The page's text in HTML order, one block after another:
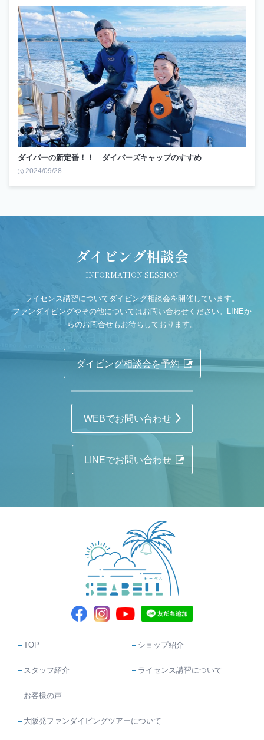
ダイバーの新定番！！ ダイバーズキャップのすすめ
2024/09/28
ダイビング相談会
INFORMATION SESSION
ライセンス講習についてダイビング相談会を開催しています。
ファンダイビングやその他についてはお問い合わせください。LINEか
らのお問合せもお待ちしております。
ダイビング相談会を予約
WEBでお問い合わせ
LINEでお問い合わせ
TOP ショップ紹介
スタッフ紹介 ライセンス講習について
お客様の声
大阪発ファンダイビングツアーについて